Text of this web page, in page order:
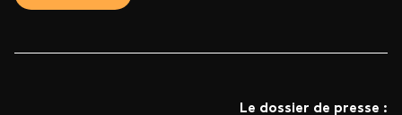
Le dossier de presse :